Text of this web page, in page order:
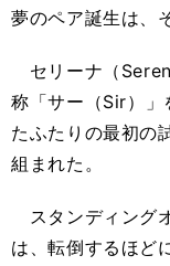
夢のペア誕生は、
セリーナ（
称「サー（Sir）
たふたりの最初の
組まれた。
スタンディング
は、転倒するほど